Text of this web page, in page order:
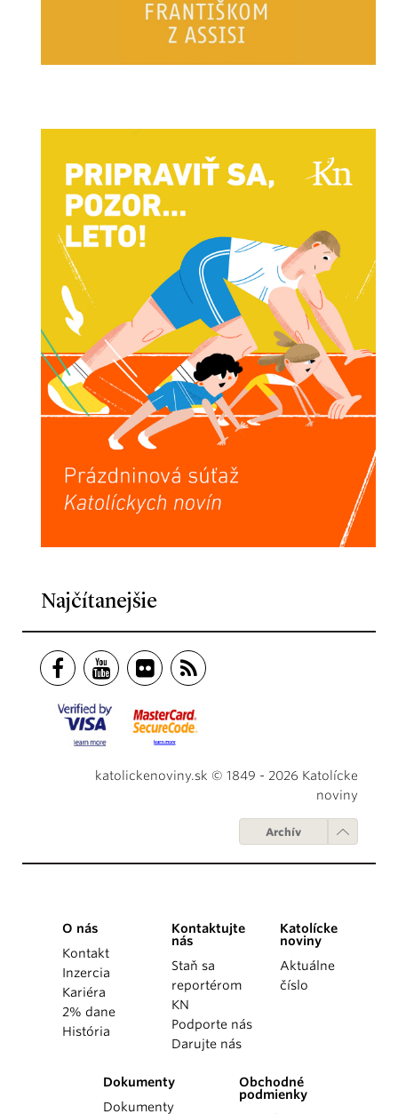
Najčítanejšie
katolickenoviny.sk © 1849 - 2026 Katolícke
noviny
Archív
O nás
Kontakt
Inzercia
Kariéra
2% dane
História
Kontaktujte
nás
Staň sa
reportérom
KN
Podporte nás
Darujte nás
Katolícke
noviny
Aktuálne
číslo
Dokumenty
Dokumenty
Obchodné
podmienky